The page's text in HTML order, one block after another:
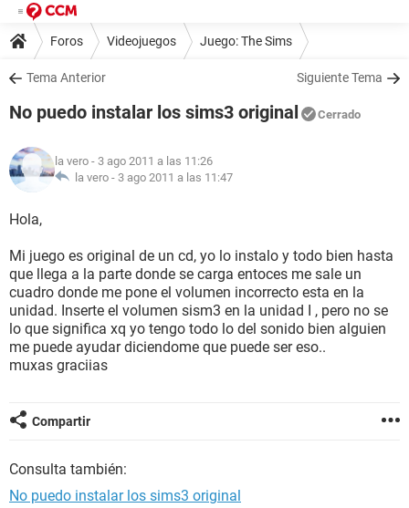
Foros Videojuegos Juego: The Sims
Tema Anterior Siguiente Tema
No puedo instalar los sims3 original Cerrado
la vero - 3 ago 2011 a las 11:26
la vero - 3 ago 2011 a las 11:47
Hola,
Mi juego es original de un cd, yo lo instalo y todo bien hasta
que llega a la parte donde se carga entoces me sale un
cuadro donde me pone el volumen incorrecto esta en la
unidad. Inserte el volumen sism3 en la unidad I , pero no se
lo que significa xq yo tengo todo lo del sonido bien alguien
me puede ayudar diciendome que puede ser eso..
muxas graciias
Compartir
Consulta también:
No puedo instalar los sims3 original